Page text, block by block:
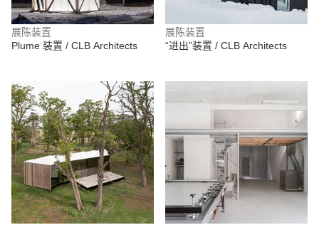
展陈装置
Plume 装置 / CLB Architects
展陈装置
“进出”装置 / CLB Architects